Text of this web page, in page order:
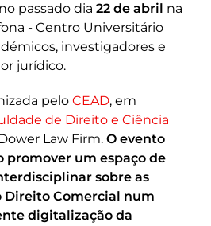
passado dia 22 de abril na
- Centro Universitário
investigadores e
jurídico.
pelo CEAD, em
de Direito e Ciência
Law Firm. O evento
promover um espaço de
sobre as
Direito Comercial num
digitalização da